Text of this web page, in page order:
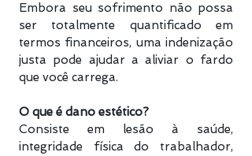
Embora seu sofrimento não possa
ser totalmente quantificado em
termos financeiros, uma indenização
justa pode ajudar a aliviar o fardo
que você carrega.
O que é dano estético?
Consiste em lesão à saúde,
integridade física do trabalhador,